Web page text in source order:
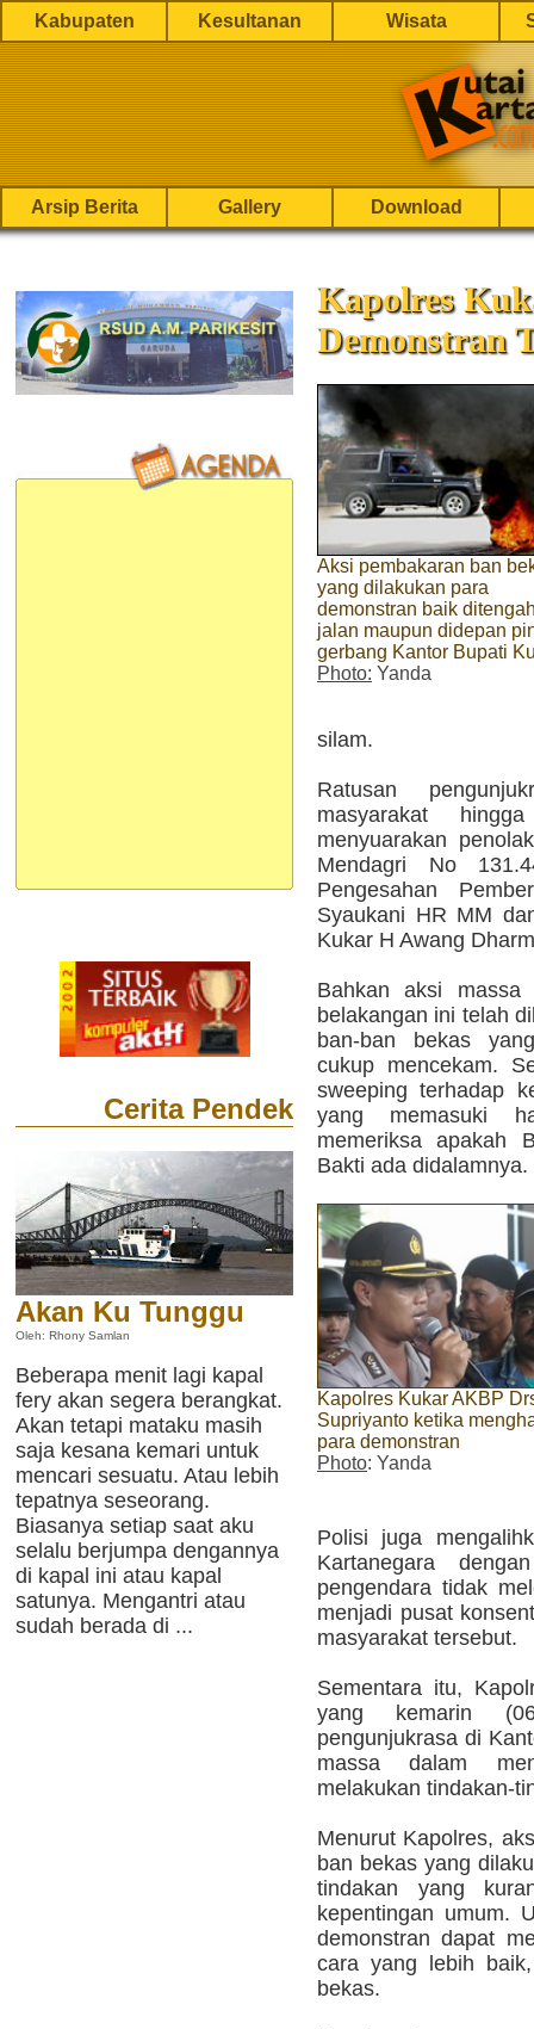
Kabupaten Kesultanan Wisata
Arsip Berita Gallery Download
Cerita Pendek
Akan Ku Tunggu
Oleh: Rhony Samlan
Beberapa menit lagi kapal
fery akan segera berangkat.
Akan tetapi mataku masih
saja kesana kemari untuk
mencari sesuatu. Atau lebih
tepatnya seseorang.
Biasanya setiap saat aku
selalu berjumpa dengannya
di kapal ini atau kapal
satunya. Mengantri atau
sudah berada di ...
Kapolres
Demonstran
Aksi pembakaran ban
yang dilakukan para
demonstran baik
jalan maupun didepan
gerbang Kantor Bupati
Photo: Yanda
silam.
Ratusan
masyarakat
menyuarakan
Mendagri No
Pengesahan
Syaukani HR MM
Kukar H Awang
Bahkan aksi
belakangan ini telah
ban-ban bekas
cukup mencekam.
sweeping terhadap
yang memasuki
memeriksa apakah
Bakti ada didalamnya.
Kapolres Kukar AKBP
Supriyanto ketika
para demonstran
Photo: Yanda
Polisi juga
Kartanegara
pengendara tidak
menjadi pusat
masyarakat tersebut.
Sementara itu,
yang kemarin
pengunjukrasa di
massa dalam
melakukan tindakan-
Menurut Kapolres,
ban bekas yang
tindakan yang
kepentingan umum.
demonstran dapat
cara yang lebih
bekas.